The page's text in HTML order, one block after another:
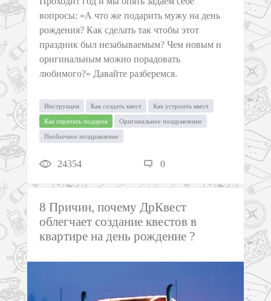
вопросы: «А что же подарить мужу на день
рождения? Как сделать так чтобы этот
праздник был незабываемым? Чем новым и
оригинальным можно порадовать
любимого?» Давайте разберемся.
Инструкция Как создать квест Как устроить квест
Как спрятать подарок Оригинальное поздравление
Необычное поздравление
24354 0
8 Причин, почему ДрКвест
облегчает создание квестов в
квартире на день рождение ?